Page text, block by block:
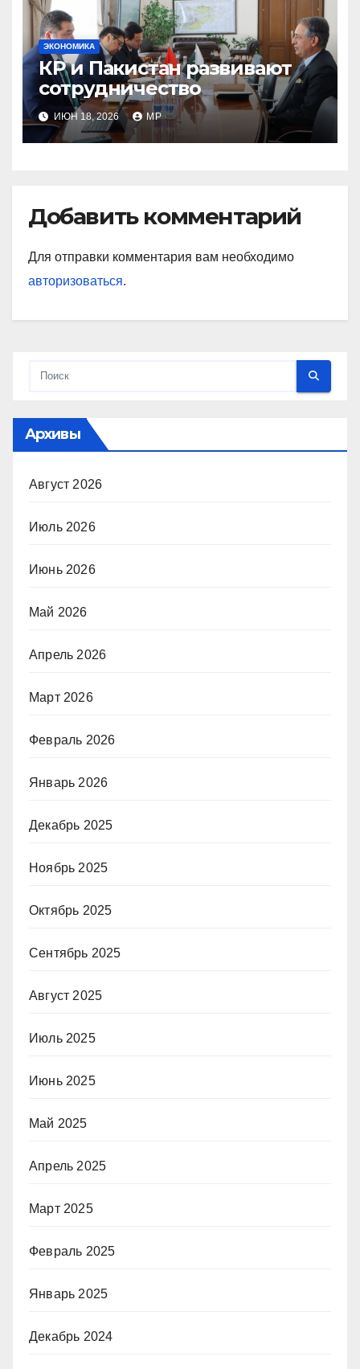
ЭКОНОМИКА
КР и Пакистан развивают
сотрудничество
ИЮН 18, 2026 MP
Добавить комментарий
Для отправки комментария вам необходимо
авторизоваться.
Архивы
Август 2026
Июль 2026
Июнь 2026
Май 2026
Апрель 2026
Март 2026
Февраль 2026
Январь 2026
Декабрь 2025
Ноябрь 2025
Октябрь 2025
Сентябрь 2025
Август 2025
Июль 2025
Июнь 2025
Май 2025
Апрель 2025
Март 2025
Февраль 2025
Январь 2025
Декабрь 2024